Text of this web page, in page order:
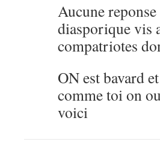
Aucune
diasporique vis
compatriotes
ON est bavard
comme toi on
voici